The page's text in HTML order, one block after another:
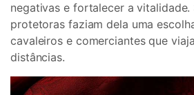
negativas e fortalecer a vitalidade.
protetoras faziam dela uma
cavaleiros e comerciantes que
distâncias.